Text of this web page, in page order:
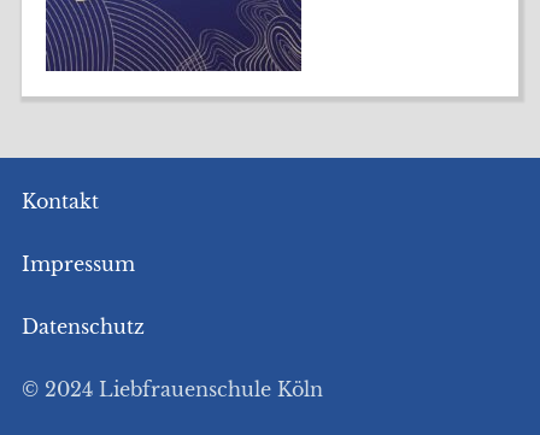
Kontakt
Impressum
Datenschutz
© 2024 Liebfrauenschule Köln